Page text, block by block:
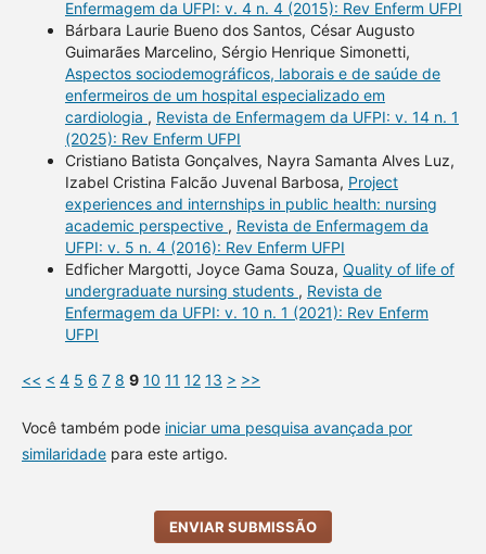
Enfermagem da UFPI: v. 4 n. 4 (2015): Rev Enferm UFPI
Bárbara Laurie Bueno dos Santos, César Augusto
Guimarães Marcelino, Sérgio Henrique Simonetti,
Aspectos sociodemográficos, laborais e de saúde de
enfermeiros de um hospital especializado em
cardiologia , Revista de Enfermagem da UFPI: v. 14 n. 1
(2025): Rev Enferm UFPI
Cristiano Batista Gonçalves, Nayra Samanta Alves Luz,
Izabel Cristina Falcão Juvenal Barbosa, Project
experiences and internships in public health: nursing
academic perspective , Revista de Enfermagem da
UFPI: v. 5 n. 4 (2016): Rev Enferm UFPI
Edficher Margotti, Joyce Gama Souza, Quality of life of
undergraduate nursing students , Revista de
Enfermagem da UFPI: v. 10 n. 1 (2021): Rev Enferm
UFPI
<< < 4 5 6 7 8 9 10 11 12 13 > >>
Você também pode iniciar uma pesquisa avançada por
similaridadepara este artigo.
ENVIAR SUBMISSÃO